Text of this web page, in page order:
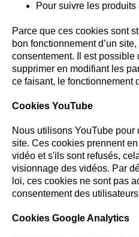
Pour suivre les
Parce que ces cookies sont
bon fonctionnement d’un
consentement. Il est possible
supprimer en modifiant les
ce faisant, le fonctionnement
Cookies YouTube
Nous utilisons YouTube
site. Ces cookies prennent
vidéo et s'ils sont refusés,
visionnage des vidéos. Par
loi, ces cookies ne sont pas
consentement des
Cookies Google Analytics